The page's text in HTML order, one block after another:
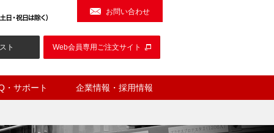
お問い合わせ
ト Web会員専用ご注文サイト
・サポート 企業情報・採用情報